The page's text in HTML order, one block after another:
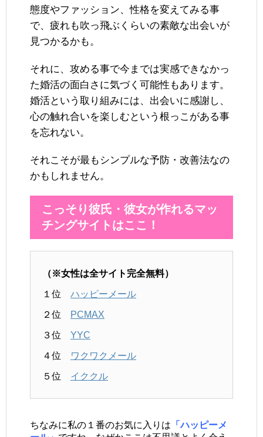
態度やファッション、性格を変えてみる事
で、疲れも吹っ飛ぶくらいの素敵な出会いが
見つかるかも。
それに、攻める事で今までは実感できなかっ
た婚活の面白さに気づく可能性もあります。
婚活という取り組みには、出会いに感謝し、
心の触れ合いを楽しむという根っこがある事
を忘れない。
それこそが最もシンプルな予防・改善法なの
かもしれません。
こっそり彼氏・彼女が作れるマッ
チングサイトはここ！
（※女性は全サイト完全無料）
１位 ハッピーメール
２位 PCMAX
３位 YYC
４位 ワクワクメール
５位 イククル
ちなみに私の１番のお気に入りは 「ハッピーメ